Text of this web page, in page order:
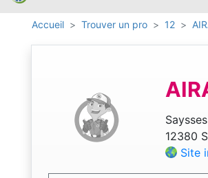
Accueil Trouver un pro 12
Saysses
12380
Site